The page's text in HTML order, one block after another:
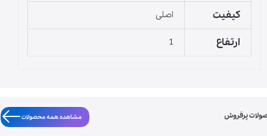
کیفیت اصلی
ارتفاع 1
مشاهده همه محصولات پرفروش